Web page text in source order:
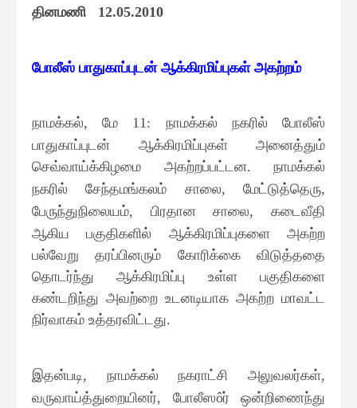
தினமணி 12.05.2010
போலீஸ் பாதுகாப்புடன் ஆக்கிரமிப்புகள் அகற்றம்
நாமக்கல்,மே 11: நாமக்கல் நகரில் போலீஸ்
பாதுகாப்புடன் ஆக்கிரமிப்புகள் அனைத்தும்
செவ்வாய்க்கிழமை அகற்றப்பட்டன. நாமக்கல்
நகரில் சேந்தமங்கலம் சாலை,மேட்டுத்தெரு,
பேருந்துநிலையம், பிரதான சாலை,கடைவீதி
ஆகிய பகுதிகளில் ஆக்கிரமிப்புகளை அகற்ற
பல்வேறு தரப்பினரும் கோரிக்கை விடுத்ததை
தொடர்ந்து ஆக்கிரமிப்பு உள்ள பகுதிகளை
கண்டறிந்து அவற்றை உடனடியாக அகற்ற மாவட்ட
நிர்வாகம் உத்தரவிட்டது.
இதன்படி, நாமக்கல் நகராட்சி அலுவலர்கள்,
வருவாய்த்துறையினர், போலீஸôர் ஒன்றிணைந்து